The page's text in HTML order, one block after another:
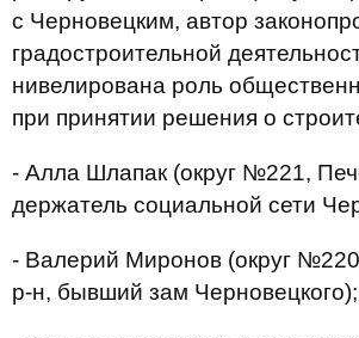
с Черновецким, автор
градостроительной
нивелирована роль
при принятии решения о
- Алла Шлапак (округ №221,
держатель социальной сети
- Валерий Миронов (округ
р-н, бывший зам Черновецкого);